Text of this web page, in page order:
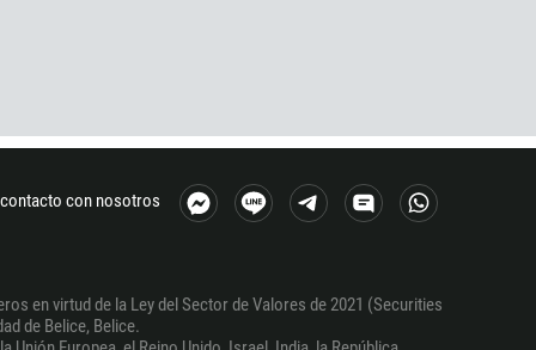
con nosotros
en virtud de la Ley del Sector de Valores de 2021 (Securities
de Belice, Belice.